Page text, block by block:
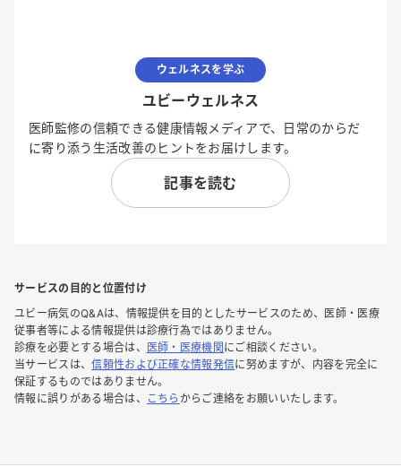
ウェルネスを学ぶ
ユビーウェルネス
医師監修の信頼できる健康情報メディアで、日常のからだ
に寄り添う生活改善のヒントをお届けします。
記事を読む
サービスの目的と位置付け
ユビー病気のQ&Aは、情報提供を目的としたサービスのため、医師・医療
従事者等による情報提供は診療行為ではありません。
診療を必要とする場合は、
医師・医療機関 にご相談ください。
当サービスは、信頼性および正確な情報発信に努めますが、内容を完全に
保証するものではありません。
情報に誤りがある場合は、
こちら からご連絡をお願いいたします。